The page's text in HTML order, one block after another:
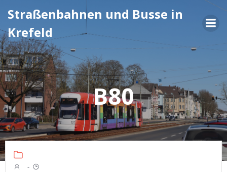
Inhalt
Straßenbahnen und Busse in
Krefeld
B80
-